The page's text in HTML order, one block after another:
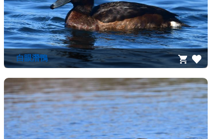
購
物
車
下
載
管
資
源
管
理
白眼潛鴨